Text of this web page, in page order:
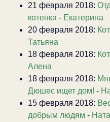
21 февраля 2018:
котенка - Екатерина
20 февраля 2018:
Татьяна
18 февраля 2018:
Алена
18 февраля 2018:
Дюшес ищет дом! -
15 февраля 2018:
добрым людям -